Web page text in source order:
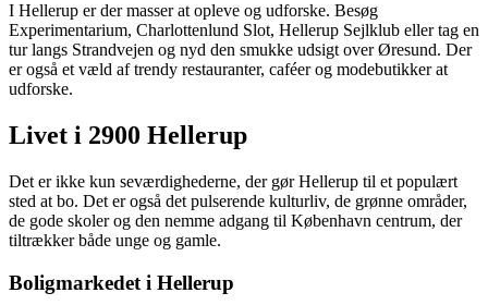
I Hellerup er der masser at opleve og udforske. Besøg
Experimentarium, Charlottenlund Slot, Hellerup Sejlklub eller tag en
tur langs Strandvejen og nyd den smukke udsigt over Øresund. Der
er også et væld af trendy restauranter, caféer og modebutikker at
udforske.
Livet i 2900 Hellerup
Det er ikke kun seværdighederne, der gør Hellerup til et populært
sted at bo. Det er også det pulserende kulturliv, de grønne områder,
de gode skoler og den nemme adgang til København centrum, der
tiltrækker både unge og gamle.
Boligmarkedet i Hellerup